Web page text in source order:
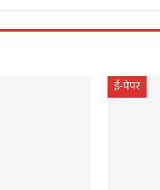
ई-पेपर